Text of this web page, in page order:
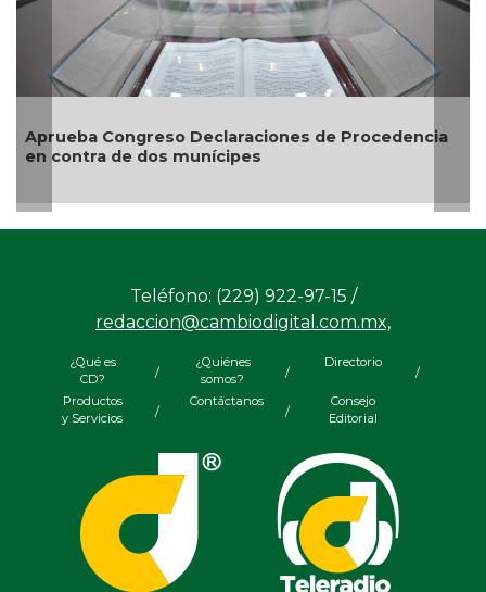
de Procedencia
Entrega DIF Municipal
Teléfono: (229) 922-97-15 /
redaccion@cambiodigital.com.mx,
¿Qué es
CD?
/
¿Quiénes
somos?
/
Directorio
/
Productos
y Servicios
/
Contáctanos
/
Consejo
Editorial